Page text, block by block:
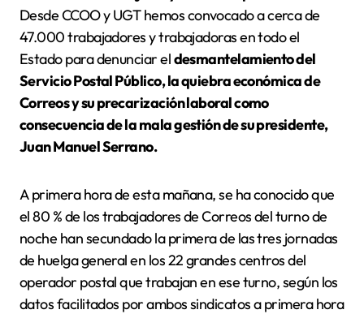
Desde CCOO y UGT hemos convocado a cerca de
47.000 trabajadores y trabajadoras en todo el
Estado para denunciar eldesmantelamiento del
Servicio Postal Público, la quiebra económica de
Correos y su precarización laboral como
consecuencia de la mala gestión de su presidente,
Juan Manuel Serrano.
A primera hora de esta mañana, se ha conocido que
el 80 % de los trabajadores de Correos del turno de
noche han secundado la primera de las tres jornadas
de huelga general en los 22 grandes centros del
operador postal que trabajan en ese turno, según los
datos facilitados por ambos sindicatos a primera hora